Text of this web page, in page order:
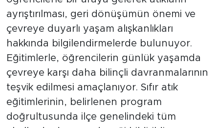
ayrıştırılması, geri dönüşümün önemi ve
çevreye duyarlı yaşam alışkanlıkları
hakkında bilgilendirmelerde bulunuyor.
Eğitimlerle, öğrencilerin günlük yaşamda
çevreye karşı daha bilinçli davranmalarının
teşvik edilmesi amaçlanıyor. Sıfır atık
eğitimlerinin, belirlenen program
doğrultusunda ilçe genelindeki tüm